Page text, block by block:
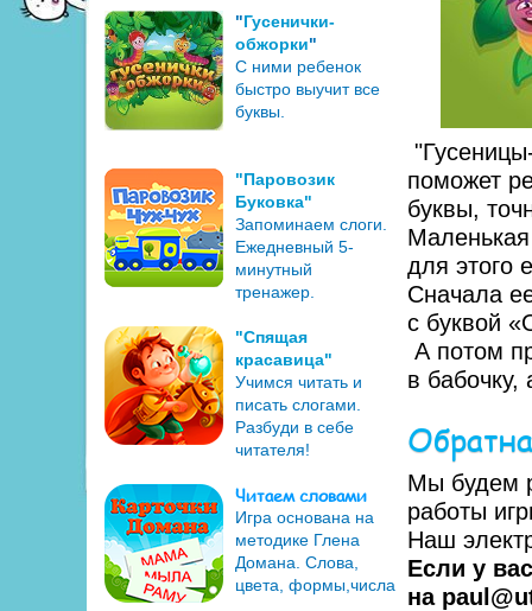
"Гусенички-
обжорки"
С ними ребенок
быстро выучит все
буквы.
"Паровозик
Буковка"
Запоминаем слоги.
Ежедневный 5-
минутный
тренажер.
"Спящая
красавица"
Учимся читать и
писать слогами.
Разбуди в себе
читателя!
Читаем словами
Игра основана на
методике Глена
Домана. Слова,
цвета, формы,числа
поможет
буквы,
Маленькая
для этого
Сначала
с буквой
А потом
в бабочку,
Мы будем
работы
Наш
Если у
на